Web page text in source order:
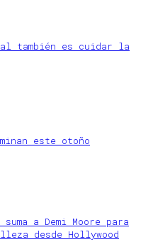
también es cuidar la
este otoño
a Demi Moore para
desde Hollywood